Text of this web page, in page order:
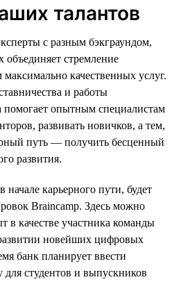
талантов
с разным бэкграундом,
объединяет стремление
качественных услуг.
и работы
опытным специалистам
развивать новичков, а тем,
путь — получить бесценный
развития.
карьерного пути, будет
Braincamp. Здесь можно
в качестве участника команды
новейших цифровых
банк планирует ввести
студентов и выпускников